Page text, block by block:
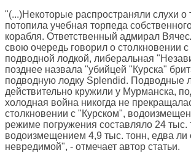
"(...)Некоторые распространяли слухи о
потопила учебная торпеда
корабля. Ответственный адмирал
свою очередь говорил о столкновении
подводной лодкой, либеральная
позднее назвала "убийцей "Курска"
подводную лодку Splendid. Подводные
действительно кружили у Мурманска,
холодная война никогда не
столкновении с "Курском",
режиме погружения составляло 24 тыс.
водоизмещением 4,9 тыс. тонн, едва ли
невредимой", - отмечает автор статьи.